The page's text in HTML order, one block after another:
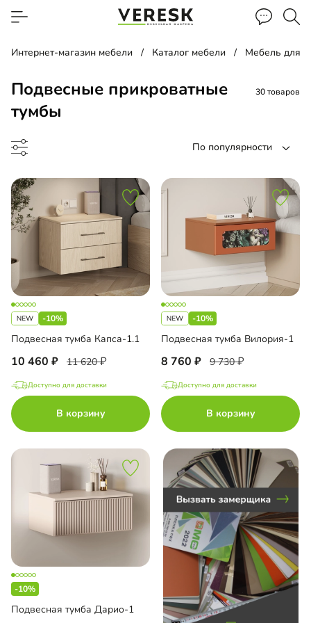
Интернет-магазин мебели Каталог мебели Мебель для
Подвесные прикроватные
тумбы
30 товаров
По популярности
прикроватная
столик
тумба
до
до
до
-10%
Подвесная тумба Капса-1.1
10 460 11 620
Доступно для доставки
В корзину
-10%
Подвесная тумба Вилория-1
8 760 9 730
Доступно для доставки
В корзину
-10%
Подвесная тумба Дарио-1